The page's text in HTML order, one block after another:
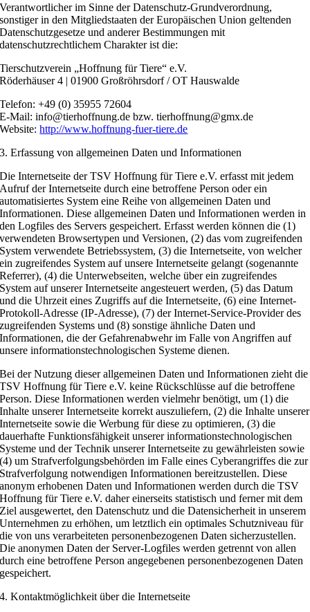
Verantwortlicher im Sinne der Datenschutz-Grundverordnung,
sonstiger in den Mitgliedstaaten der Europäischen Union geltenden
Datenschutzgesetze und anderer Bestimmungen mit
datenschutzrechtlichem Charakter ist die:
Tierschutzverein „Hoffnung für Tiere“ e.V.
Röderhäuser 4 | 01900 Großröhrsdorf / OT Hauswalde
Telefon: +49 (0) 35955 72604
E-Mail: info@tierhoffnung.de bzw. tierhoffnung@gmx.de
Website:http://www.hoffnung-fuer-tiere.de
3. Erfassung von allgemeinen Daten und Informationen
Die Internetseite der TSV Hoffnung für Tiere e.V. erfasst mit jedem
Aufruf der Internetseite durch eine betroffene Person oder ein
automatisiertes System eine Reihe von allgemeinen Daten und
Informationen. Diese allgemeinen Daten und Informationen werden in
den Logfiles des Servers gespeichert. Erfasst werden können die (1)
verwendeten Browsertypen und Versionen, (2) das vom zugreifenden
System verwendete Betriebssystem, (3) die Internetseite, von welcher
ein zugreifendes System auf unsere Internetseite gelangt (sogenannte
Referrer), (4) die Unterwebseiten, welche über ein zugreifendes
System auf unserer Internetseite angesteuert werden, (5) das Datum
und die Uhrzeit eines Zugriffs auf die Internetseite, (6) eine Internet-
Protokoll-Adresse (IP-Adresse), (7) der Internet-Service-Provider des
zugreifenden Systems und (8) sonstige ähnliche Daten und
Informationen, die der Gefahrenabwehr im Falle von Angriffen auf
unsere informationstechnologischen Systeme dienen.
Bei der Nutzung dieser allgemeinen Daten und Informationen zieht die
TSV Hoffnung für Tiere e.V. keine Rückschlüsse auf die betroffene
Person. Diese Informationen werden vielmehr benötigt, um (1) die
Inhalte unserer Internetseite korrekt auszuliefern, (2) die Inhalte unserer
Internetseite sowie die Werbung für diese zu optimieren, (3) die
dauerhafte Funktionsfähigkeit unserer informationstechnologischen
Systeme und der Technik unserer Internetseite zu gewährleisten sowie
(4) um Strafverfolgungsbehörden im Falle eines Cyberangriffes die zur
Strafverfolgung notwendigen Informationen bereitzustellen. Diese
anonym erhobenen Daten und Informationen werden durch die TSV
Hoffnung für Tiere e.V. daher einerseits statistisch und ferner mit dem
Ziel ausgewertet, den Datenschutz und die Datensicherheit in unserem
Unternehmen zu erhöhen, um letztlich ein optimales Schutzniveau für
die von uns verarbeiteten personenbezogenen Daten sicherzustellen.
Die anonymen Daten der Server-Logfiles werden getrennt von allen
durch eine betroffene Person angegebenen personenbezogenen Daten
gespeichert.
4. Kontaktmöglichkeit über die Internetseite